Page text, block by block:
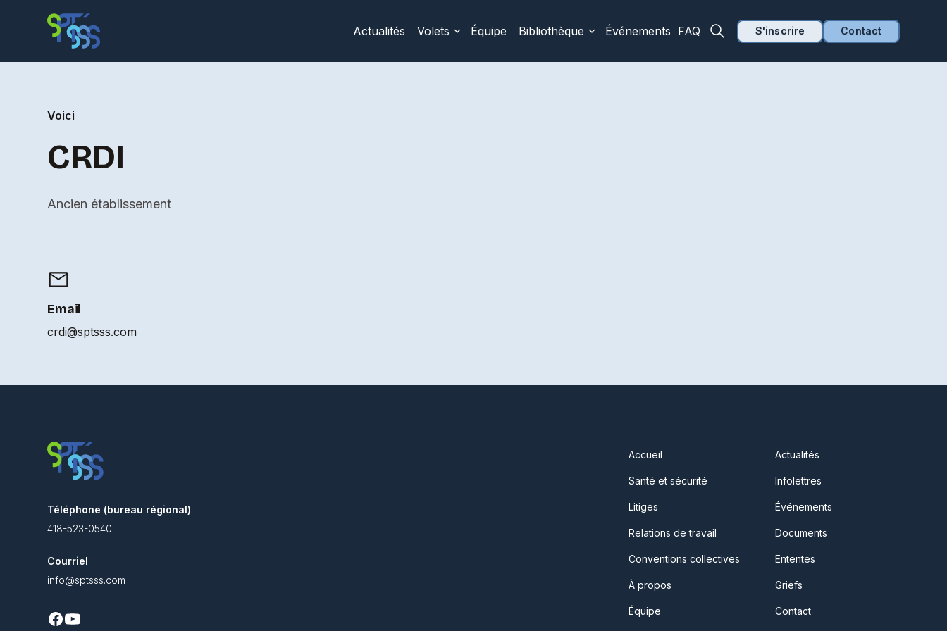
Actualités Volets Équipe Bibliothèque Événements FAQ S'inscrire Contact
Voici
CRDI
Ancien établissement
Email
crdi@sptsss.com
Téléphone (bureau régional)
418-523-0540
Courriel
info@sptsss.com
Accueil
Santé et sécurité
Litiges
Relations de travail
Conventions collectives
À propos
Équipe
Actualités
Infolettres
Événements
Documents
Ententes
Griefs
Contact